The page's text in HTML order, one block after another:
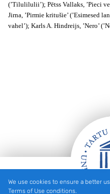
(’Tilulilulii’); Pētss Vallaks, ’Pieci
Jirna, ’Pirmie kritušie’ (’Esimesed
vahel’); Karls A. Hindreijs, ’Nero’
Footer
We use cookies to ensure a better
Terms of Use conditions.